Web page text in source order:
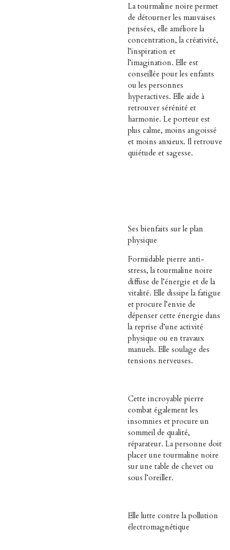
La tourmaline noire permet
de détourner les mauvaises
pensées, elle améliore la
concentration, la créativité,
l’inspiration et
l’imagination. Elle est
conseillée pour les enfants
ou les personnes
hyperactives. Elle aide à
retrouver sérénité et
harmonie. Le porteur est
plus calme, moins angoissé
et moins anxieux. Il retrouve
quiétude et sagesse.
Ses bienfaits sur le plan
physique
Formidable pierre anti-
stress, la tourmaline noire
diffuse de l’énergie et de la
vitalité. Elle dissipe la fatigue
et procure l’envie de
dépenser cette énergie dans
la reprise d’une activité
physique ou en travaux
manuels. Elle soulage des
tensions nerveuses.
Cette incroyable pierre
combat également les
insomnies et procure un
sommeil de qualité,
réparateur. La personne doit
placer une tourmaline noire
sur une table de chevet ou
sous l’oreiller.
Elle lutte contre la pollution
électromagnétique